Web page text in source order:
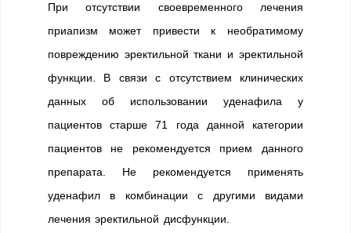
При отсутствии своевременного лечения
приапизм может привести к необратимому
повреждению эректильной ткани и эректильной
функции. В связи с отсутствием клинических
данных об использовании уденафила у
пациентов старше 71 года данной категории
пациентов не рекомендуется прием данного
препарата. Не рекомендуется применять
уденафил в комбинации с другими видами
лечения эректильной дисфункции.